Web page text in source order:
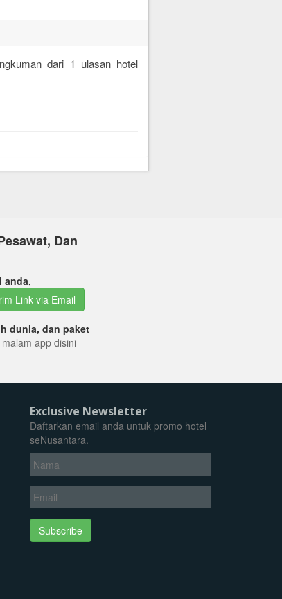
dari 1 ulasan hotel
Dan
anda,
Link via Email
dunia, dan paket
app disini
Exclusive Newsletter
Daftarkan email anda untuk promo hotel
seNusantara.